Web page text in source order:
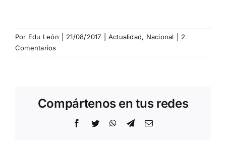
Por Edu León 21/08/2017 Actualidad, Nacional
2
Comentarios
Compártenos en tus redes
Facebook
Twitter WhatsApp
TelegramCorreo